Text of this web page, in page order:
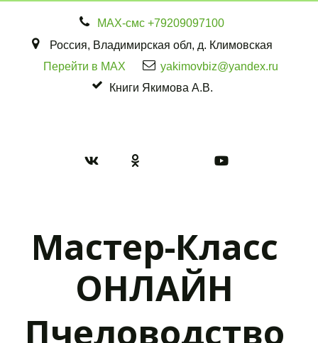
МАХ-смс +79209097100
Россия, Владимирская обл, д. Климовская
Перейти в MAX
yakimovbiz@yandex.ru
Книги Якимова А.В.
Мастер-Класс
ОНЛАЙН
Пчеловодство